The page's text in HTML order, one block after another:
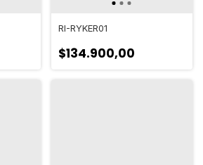
RI-RYKER01
$134.900,00